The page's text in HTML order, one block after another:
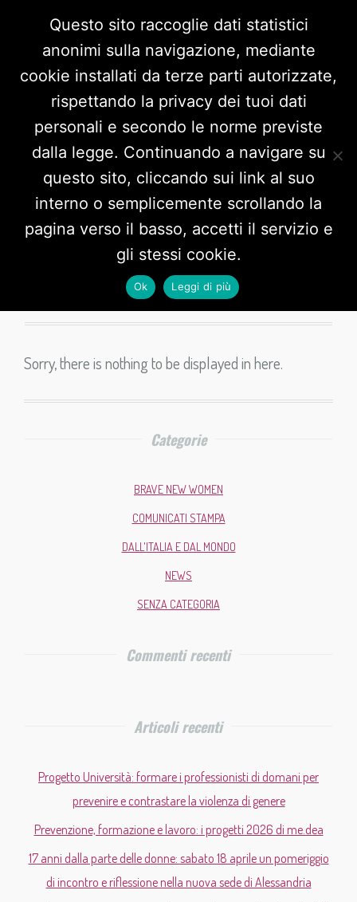
Tag:Acqui Terme
Sorry, there is nothing to be displayed in here.
Categorie
BRAVE NEW WOMEN
COMUNICATI STAMPA
DALL'ITALIA E DAL MONDO
NEWS
SENZA CATEGORIA
Commenti recenti
Articoli recenti
Progetto Università: formare i professionisti di domani per
prevenire e contrastare la violenza di genere
Prevenzione, formazione e lavoro: i progetti 2026 di me.dea
17 anni dalla parte delle donne: sabato 18 aprile un pomeriggio
di incontro e riflessione nella nuova sede di Alessandria
Questo sito raccoglie dati statistici
anonimi sulla navigazione, mediante
cookie installati da terze parti autorizzate,
rispettando la privacy dei tuoi dati
personali e secondo le norme previste
dalla legge. Continuando a navigare su
questo sito, cliccando sui link al suo
interno o semplicemente scrollando la
pagina verso il basso, accetti il servizio e
gli stessi cookie.
Ok Leggi di più